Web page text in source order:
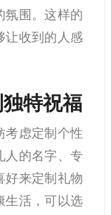
氛围。这样的
让收到的人感
特祝福
考虑定制个性
人的名字、专
好来定制礼物
生活，可以选